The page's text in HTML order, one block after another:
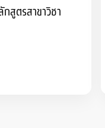
สูตรสาขาวิชา